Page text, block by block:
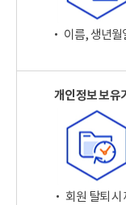
‧ 이름, 생년월
개인정보 보유
‧ 회원 탈퇴 시